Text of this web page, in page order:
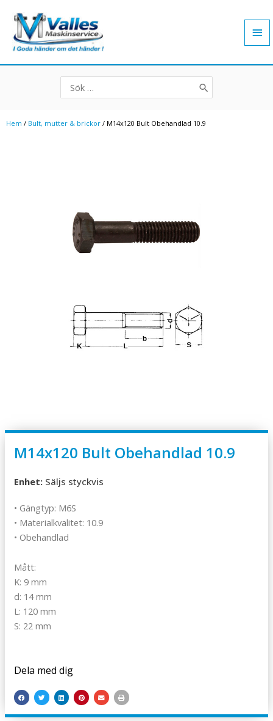
innehåll
Search
for:
Hem / Bult, mutter & brickor / M14x120 Bult Obehandlad 10.9
M14x120 Bult Obehandlad 10.9
Enhet: Säljs styckvis
• Gängtyp: M6S
• Materialkvalitet: 10.9
• Obehandlad
Mått:
K: 9 mm
d: 14 mm
L: 120 mm
S: 22 mm
Dela med dig